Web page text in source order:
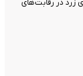
زرد در رقابت‌های